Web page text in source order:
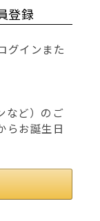
登録
グインまた
など）のご
らお誕生日